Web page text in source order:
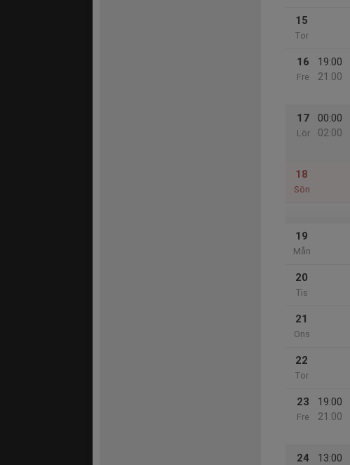
15
Tor
16
Fre
19:00
21:00
17
Lör
00:00
02:00
18
Sön
19
Mån
20
Tis
21
Ons
22
Tor
23
Fre
19:00
21:00
24
13:00